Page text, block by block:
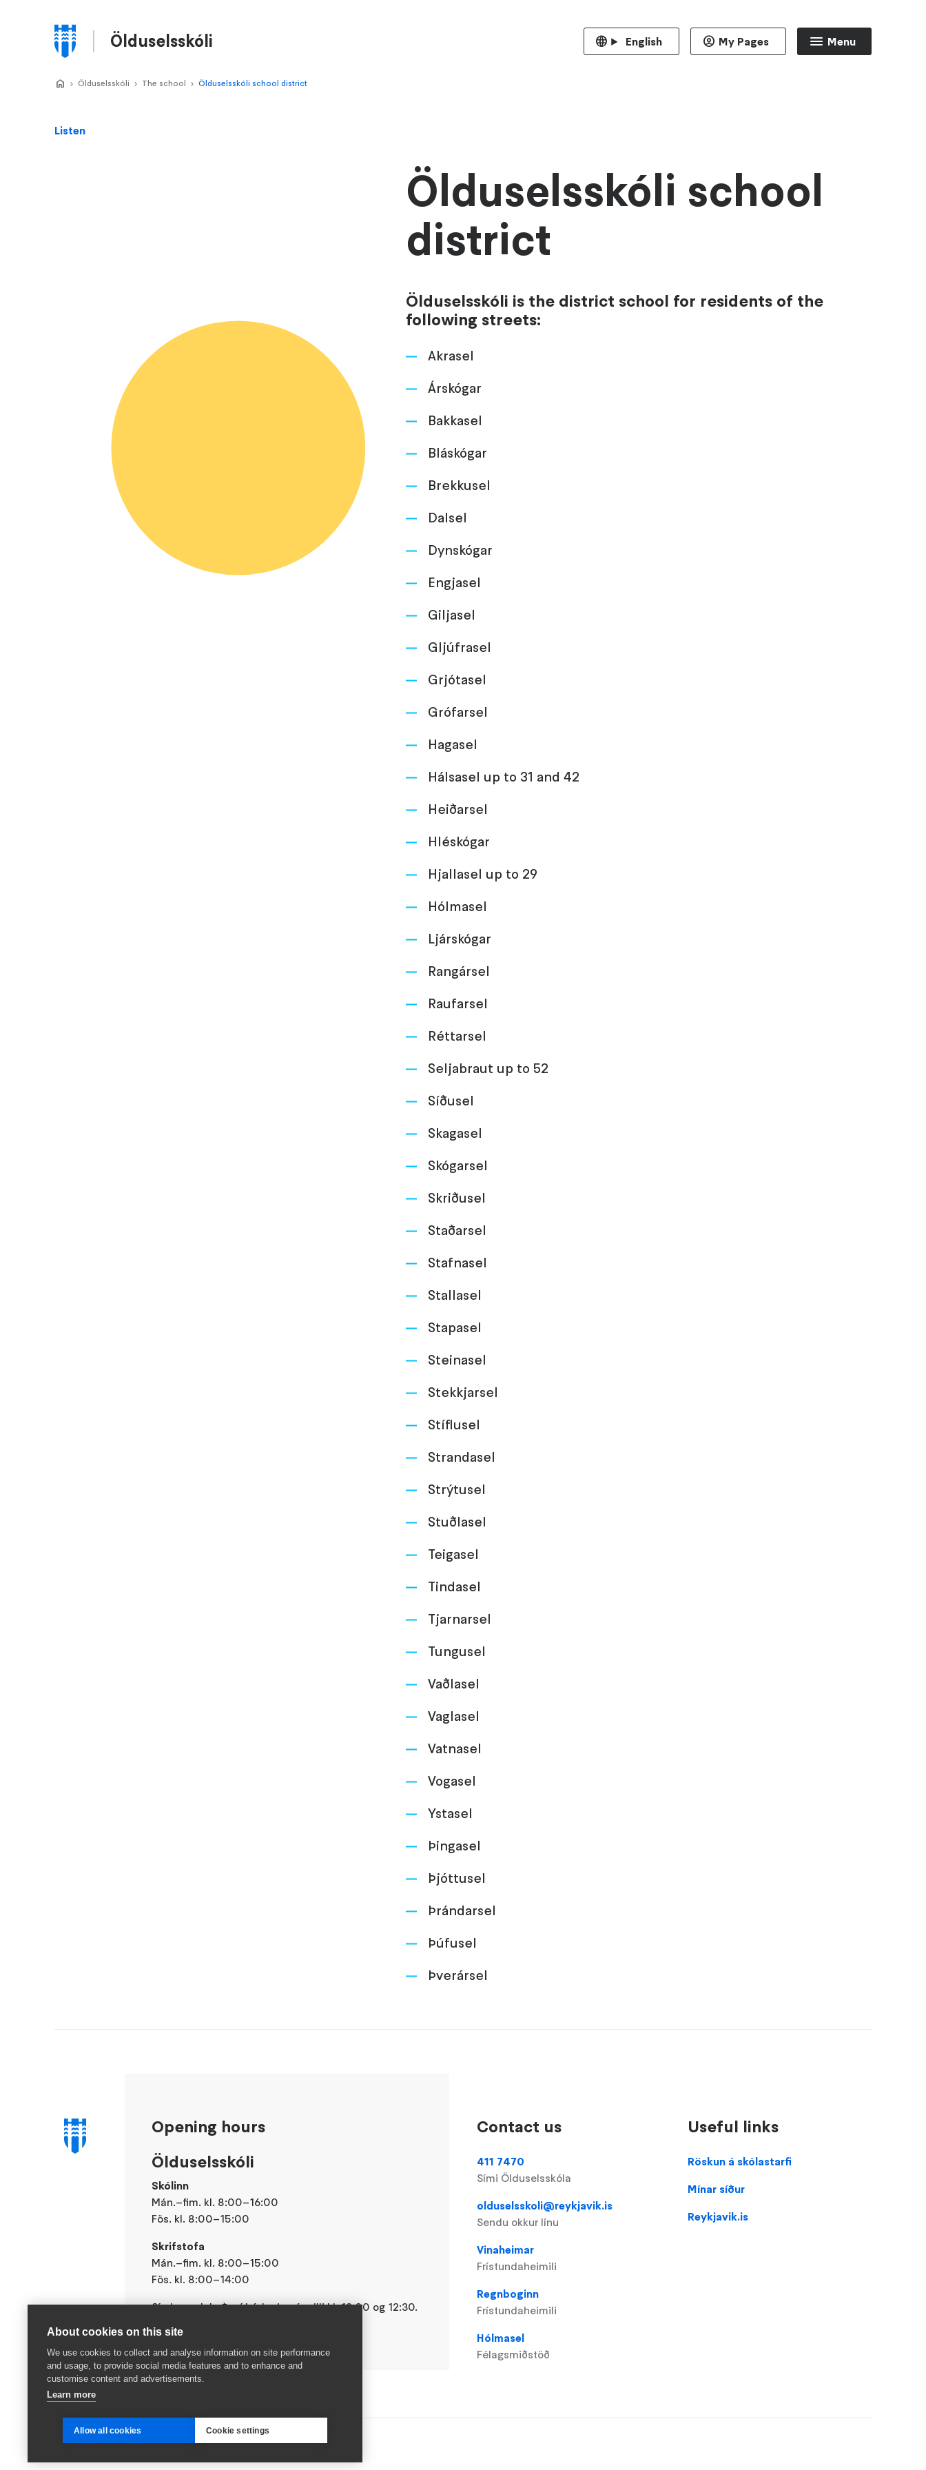
Ölduselsskóli
Menu
Listen
Ölduselsskóli school
district
Ölduselsskóli is the district school for residents of the
following streets:
Akrasel
Árskógar
Bakkasel
Bláskógar
Brekkusel
Dalsel
Dynskógar
Engjasel
Giljasel
Gljúfrasel
Grjótasel
Grófarsel
Hagasel
Hálsasel up to 31 and 42
Heiðarsel
Hléskógar
Hjallasel up to 29
Hólmasel
Ljárskógar
Rangársel
Raufarsel
Réttarsel
Seljabraut up to 52
Síðusel
Skagasel
Skógarsel
Skriðusel
Staðarsel
Stafnasel
Stallasel
Stapasel
Steinasel
Stekkjarsel
Stíflusel
Strandasel
Strýtusel
Stuðlasel
Teigasel
Tindasel
Tjarnarsel
Tungusel
Vaðlasel
Vaglasel
Vatnasel
Vogasel
Ystasel
Þingasel
Þjóttusel
Þrándarsel
Þúfusel
Þverársel
Home
>
Ölduselsskóli >
The school >
Ölduselsskóli school district
Menu
English My Pages
Opening hours
Ölduselsskóli
Skólinn
Mán.–fim. kl. 8:00–16:00
Fös. kl. 8:00–15:00
Skrifstofa
Mán.–fim. kl. 8:00–15:00
Fös. kl. 8:00–14:00
Síminn er lokaður í hádeginu á milli kl. 12:00 og 12:30.
Contact us
411 7470
Sími Ölduselsskóla
olduselsskoli@reykjavik.is
Sendu okkur línu
Vinaheimar
Frístundaheimili
Regnboginn
Frístundaheimili
Hólmasel
Félagsmiðstöð
Useful links
Domain
for
Ölduselsskóli
(footer)
Röskun á skólastarfi
Mínar síður
Reykjavik.is
About cookies on this site
We use cookies to collect and analyse information on site performance
and usage, to provide social media features and to enhance and
customise content and advertisements.
Learn more
Allow all cookies Cookie settings